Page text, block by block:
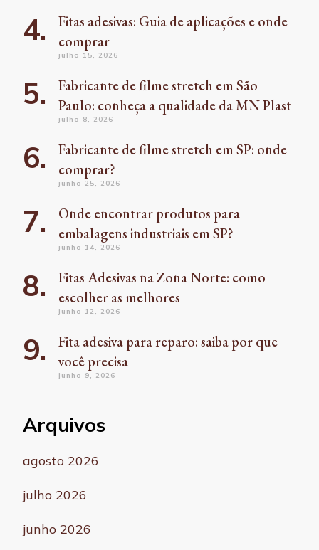
Fitas adesivas: Guia de aplicações e onde
comprar
julho 15, 2026
Fabricante de filme stretch em São
Paulo: conheça a qualidade da MN Plast
julho 8, 2026
Fabricante de filme stretch em SP: onde
comprar?
junho 25, 2026
Onde encontrar produtos para
embalagens industriais em SP?
junho 14, 2026
Fitas Adesivas na Zona Norte: como
escolher as melhores
junho 12, 2026
Fita adesiva para reparo: saiba por que
você precisa
junho 9, 2026
Arquivos
agosto 2026
julho 2026
junho 2026